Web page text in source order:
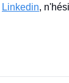
Linkedin,